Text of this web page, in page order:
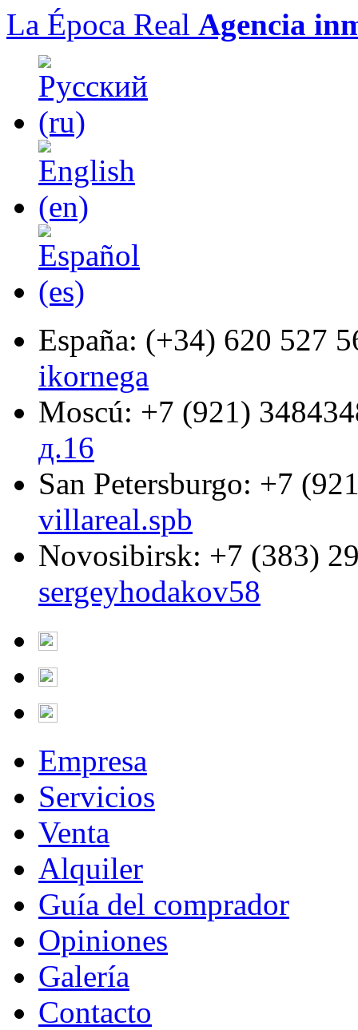
La Época Real Agencia
España: (+34) 620 527
ikornega
Moscú: +7 (921)
д.16
San Petersburgo: +7
villareal.spb
Novosibirsk: +7 (383)
sergeyhodakov58
Empresa
Servicios
Venta
Alquiler
Guía del comprador
Opiniones
Galería
Contacto